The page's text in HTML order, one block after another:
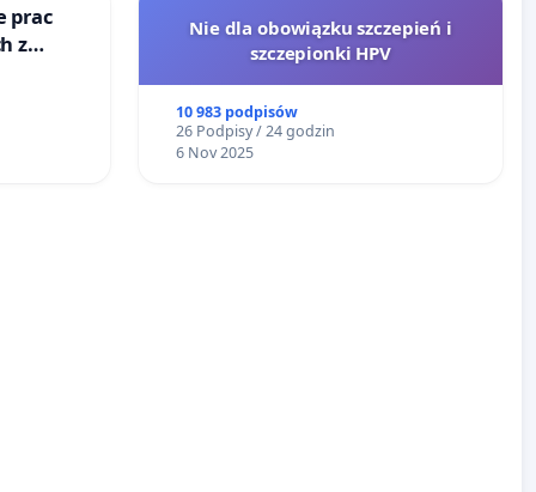
prac
z
Nie dla obowiązku szczepień i
szczepionki HPV
10 983 podpisów
26 Podpisy / 24 godzin
6 Nov 2025